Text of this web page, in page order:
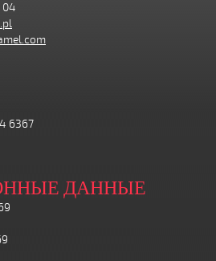
04
6367
ДАННЫЕ